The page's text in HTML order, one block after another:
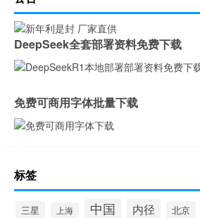
DeepSeek全套部署资料免费下载
免费可商用字体批量下载
标签
三星 上海 中国 内径 北京